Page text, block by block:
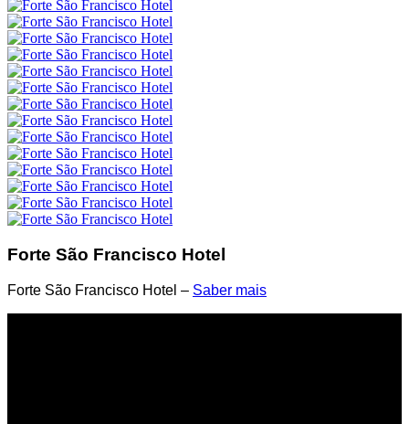
Forte São Francisco Hotel
Forte São Francisco Hotel – Saber mais